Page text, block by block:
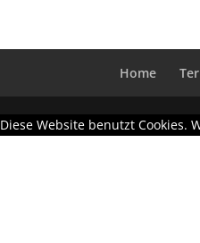
Home
Diese Website benutzt Cookies.